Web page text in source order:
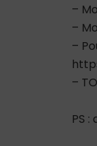
–
–
–
–
PS